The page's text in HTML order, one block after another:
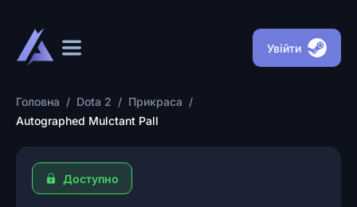
Увійти
Головна / Dota 2 / Прикраса /
Autographed Mulctant Pall
Доступно